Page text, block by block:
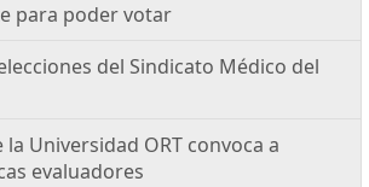
para poder votar
del Sindicato Médico del
Universidad ORT convoca a
evaluadores